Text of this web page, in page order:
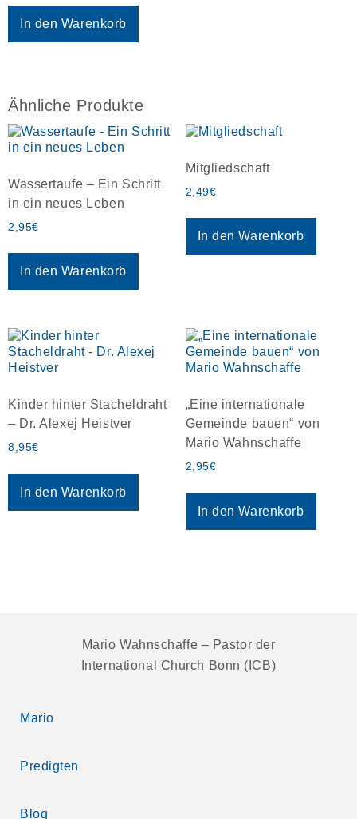
In den Warenkorb
Ähnliche Produkte
Wassertaufe – Ein Schritt
in ein neues Leben
2,95€
In den Warenkorb
Mitgliedschaft
2,49€
In den Warenkorb
Kinder hinter Stacheldraht
– Dr. Alexej Heistver
8,95€
In den Warenkorb
„Eine internationale
Gemeinde bauen“ von
Mario Wahnschaffe
2,95€
In den Warenkorb
Mario Wahnschaffe – Pastor der
International Church Bonn (ICB)
Mario
Predigten
Blog